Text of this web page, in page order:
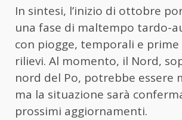
In sintesi, l’inizio di ottobre
una fase di maltempo tardo-
con piogge, temporali e prime
rilievi. Al momento, il Nord,
nord del Po, potrebbe essere
ma la situazione sarà
prossimi aggiornamenti.